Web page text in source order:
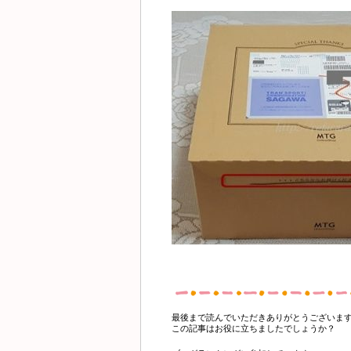
最後まで読んでいただきありがとうございま
この記事はお役に立ちましたでしょうか？